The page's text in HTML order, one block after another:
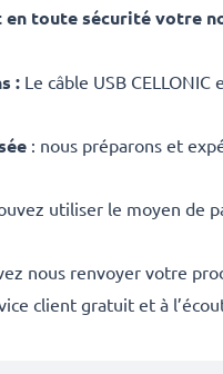
toute sécurité votre
: Le câble USB
: nous préparons et
utiliser le moyen de
nous renvoyer votre
client gratuit et à